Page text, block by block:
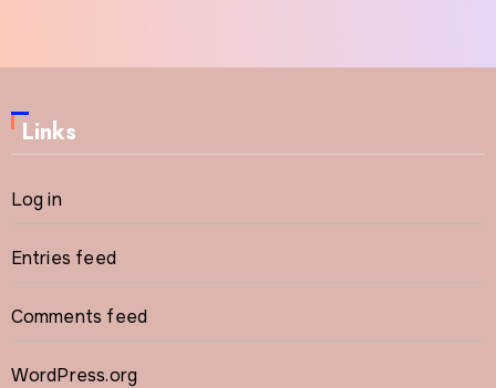
Links
Log in
Entries feed
Comments feed
WordPress.org